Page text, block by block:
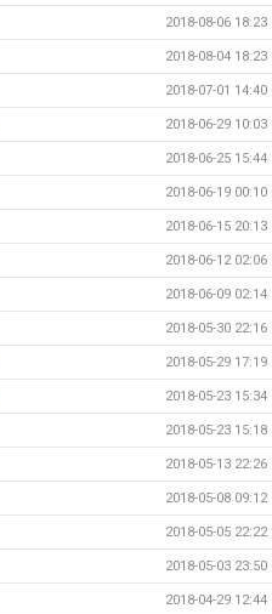
2018-08-06 18:23
2018-08-04 18:23
2018-07-01 14:40
2018-06-29 10:03
2018-06-25 15:44
2018-06-19 00:10
2018-06-15 20:13
2018-06-12 02:06
2018-06-09 02:14
2018-05-30 22:16
2018-05-29 17:19
2018-05-23 15:34
2018-05-23 15:18
2018-05-13 22:26
2018-05-08 09:12
2018-05-05 22:22
2018-05-03 23:50
2018-04-29 12:44